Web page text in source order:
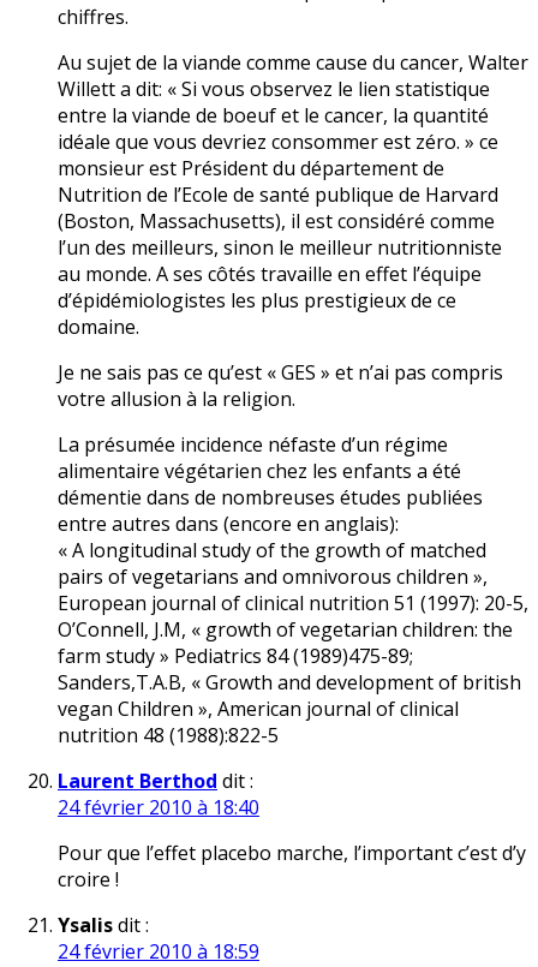
chiffres.
Au sujet de la viande comme cause du cancer, Walter
Willett a dit: « Si vous observez le lien statistique
entre la viande de boeuf et le cancer, la quantité
idéale que vous devriez consommer est zéro. » ce
monsieur est Président du département de
Nutrition de l’Ecole de santé publique de Harvard
(Boston, Massachusetts), il est considéré comme
l’un des meilleurs, sinon le meilleur nutritionniste
au monde. A ses côtés travaille en effet l’équipe
d’épidémiologistes les plus prestigieux de ce
domaine.
Je ne sais pas ce qu’est « GES » et n’ai pas compris
votre allusion à la religion.
La présumée incidence néfaste d’un régime
alimentaire végétarien chez les enfants a été
démentie dans de nombreuses études publiées
entre autres dans (encore en anglais):
« A longitudinal study of the growth of matched
pairs of vegetarians and omnivorous children »,
European journal of clinical nutrition 51 (1997): 20-5,
O’Connell, J.M, « growth of vegetarian children: the
farm study » Pediatrics 84 (1989)475-89;
Sanders,T.A.B, « Growth and development of british
vegan Children », American journal of clinical
nutrition 48 (1988):822-5
Laurent Berthod dit :
24 février 2010 à 18:40
Pour que l’effet placebo marche, l’important c’est d’y
croire !
Ysalisdit :
24 février 2010 à 18:59